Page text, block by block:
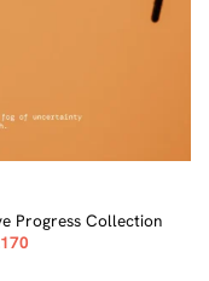
Progress Collection